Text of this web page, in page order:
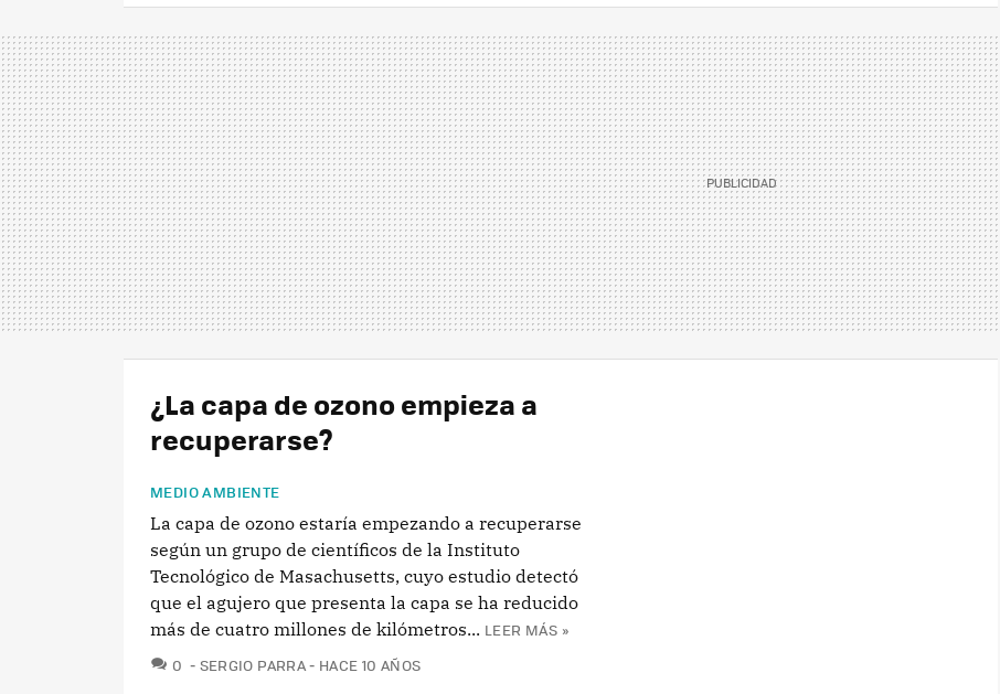
¿La capa de ozono empieza a
recuperarse?
MEDIO AMBIENTE
La capa de ozono estaría empezando a recuperarse
según un grupo de científicos de la Instituto
Tecnológico de Masachusetts, cuyo estudio detectó
que el agujero que presenta la capa se ha reducido
más de cuatro millones de kilómetros... LEER MÁS »
0 COMENTARIOS
SERGIO PARRA HACE 10 AÑOS